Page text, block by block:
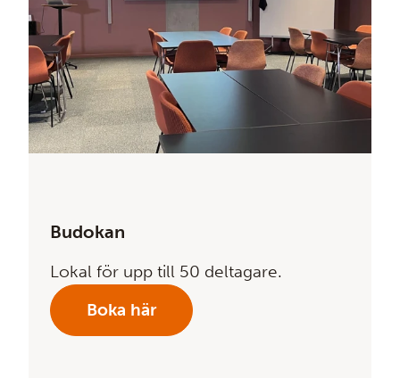
Budokan
Lokal för upp till 50 deltagare.
Boka här